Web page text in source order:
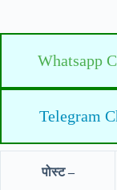
Whatsapp
Telegram
पोस्ट –